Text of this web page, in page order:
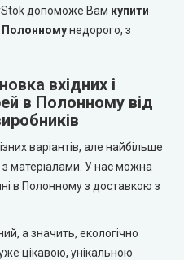
допоможе Вам купити
Полонномунедорого, з
вхідних і
в Полонному від
варіантів, але найбільше
матеріалами. У нас можна
в Полонному з доставкою з
а значить, екологічно
цікавою, унікальною